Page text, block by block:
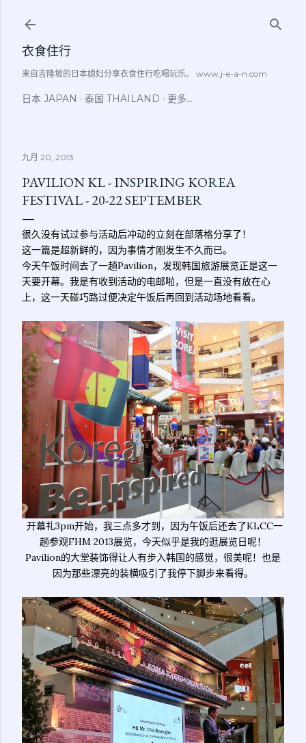
衣食住行
来自吉隆坡的日本媳妇分享衣食住行吃喝玩乐。 www.j-e-a-n.com
日本 JAPAN 泰国 THAILAND 更多…
九月 20, 2013
PAVILION KL - INSPIRING KOREA
FESTIVAL - 20-22 SEPTEMBER
很久没有试过参与活动后冲动的立刻在部落格分享了！
这一篇是超新鲜的，因为事情才刚发生不久而已。
今天午饭时间去了一趟Pavilion，发现韩国旅游展览正是这一
天要开幕。我是有收到活动的电邮啦，但是一直没有放在心
上，这一天碰巧路过便决定午饭后再回到活动场地看看。
开幕礼3pm开始，我三点多才到，因为午饭后还去了KLCC一
趟参观FHM 2013展览，今天似乎是我的逛展览日呢！
Pavilion的大堂装饰得让人有步入韩国的感觉，很美呢！也是
因为那些漂亮的装横吸引了我停下脚步来看得。